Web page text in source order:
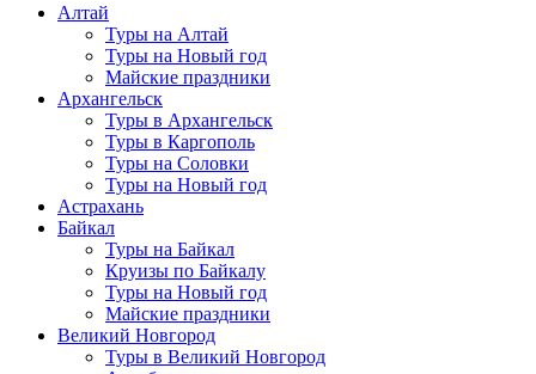
Алтай
Туры на Алтай
Туры на Новый год
Майские праздники
Архангельск
Туры в Архангельск
Туры в Каргополь
Туры на Соловки
Туры на Новый год
Астрахань
Байкал
Туры на Байкал
Круизы по Байкалу
Туры на Новый год
Майские праздники
Великий Новгород
Туры в Великий Новгород